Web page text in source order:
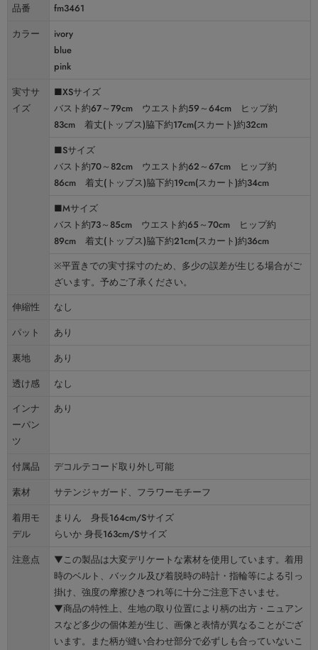
品番
fm3461
カラー
ivory
blue
pink
実寸サ
イズ
■XSサイズ
バスト約67～79cm ウエスト約59～64cm ヒップ約
83cm 着丈(トップス)脇下約17cm(スカート)約32cm
■Sサイズ
バスト約70～82cm ウエスト約62～67cm ヒップ約
86cm 着丈(トップス)脇下約19cm(スカート)約34cm
■Mサイズ
バスト約73～85cm ウエスト約65～70cm ヒップ約
89cm 着丈(トップス)脇下約21cm(スカート)約36cm
※平置きでの実寸採寸のため、多少の誤差が生じる場合がご
ざいます。予めご了承ください。
伸縮性
なし
パット
あり
裏地
あり
透け感
なし
インナ
ーパン
ツ
あり
付属品
デコルテコード取り外し可能
素材
サテンジャガード、フラワーモチーフ
着用モ
デル
まりん 身長164cm/Sサイズ
らいか 身長163cm/Sサイズ
注意点
▼この製品は大変デリケートな素材を使用しています。着用
時のベルト、バックル及び着脱時の時計・指輪等による引っ
掛け、強度の摩擦ひきつれ等に十分ご注意下さいませ。
▼商品の特性上、生地の取り位置により柄の出方・ニュアン
スなど多少の個体差が生じ、画像と表情が異なることがござ
います。また柄が縫い合わせ部分で必ずしも合っていないこ